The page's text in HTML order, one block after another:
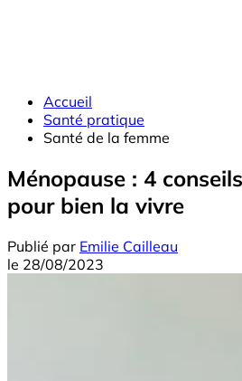
Accueil
Santé pratique
Santé de la femme
Ménopause : 4
pour bien la vivre
Publié par Emilie Cailleau
le 28/08/2023